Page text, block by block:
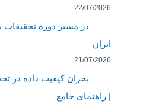
22/07/2026
در مسیر دوره تحقیقات
ایران
21/07/2026
بحران کیفیت داده در
| راهنمای جامع